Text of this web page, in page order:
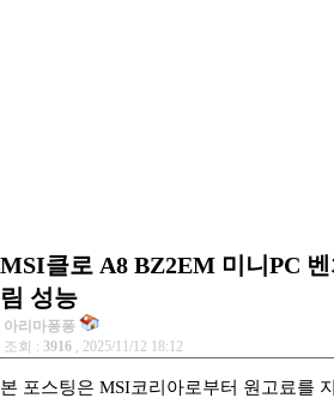
MSI클로 A8 BZ2EM 미니PC
림 성능
아리마퐁퐁
조회 : 3916 , 2025/11/12 18:12
본 포스팅은 MSI코리아로부터 원고료를